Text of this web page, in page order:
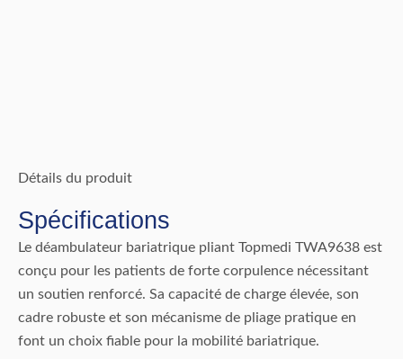
Détails du produit
Spécifications
Le déambulateur bariatrique pliant Topmedi TWA9638 est
conçu pour les patients de forte corpulence nécessitant
un soutien renforcé. Sa capacité de charge élevée, son
cadre robuste et son mécanisme de pliage pratique en
font un choix fiable pour la mobilité bariatrique.